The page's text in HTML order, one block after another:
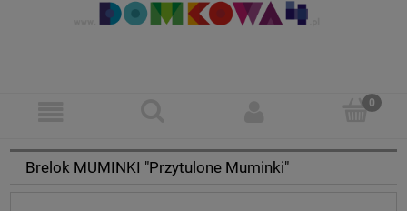
Brelok MUMINKI "Przytulone Muminki"